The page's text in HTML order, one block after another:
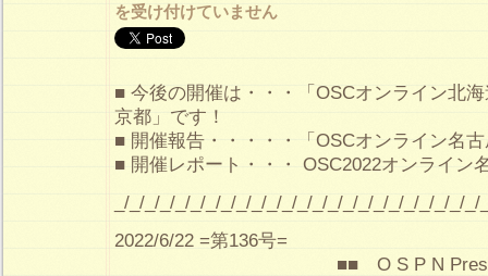
を受け付けていません
■ 今後の開催は・・・「OSCオンライン北
京都」です！
■ 開催報告・・・・・「OSCオンライン名
■ 開催レポート・・・ OSC2022オンライン
_/_/_/_/_/_/_/_/_/_/_/_/_/_/_/_/_/_/_/_/_/_/_/
2022/6/22 =第136号=
■■ O S P N